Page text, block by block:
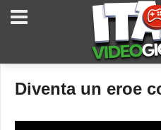
Diventa un eroe